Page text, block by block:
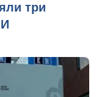
три